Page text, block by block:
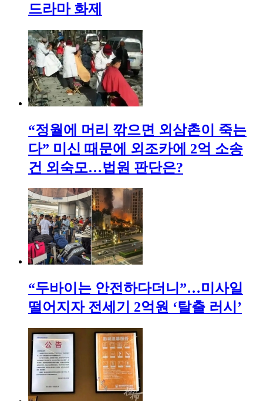
드라마 화제
“정월에 머리 깎으면 외삼촌이 죽는
다” 미신 때문에 외조카에 2억 소송
건 외숙모…법원 판단은?
“두바이는 안전하다더니”…미사일
떨어지자 전세기 2억원 ‘탈출 러시’